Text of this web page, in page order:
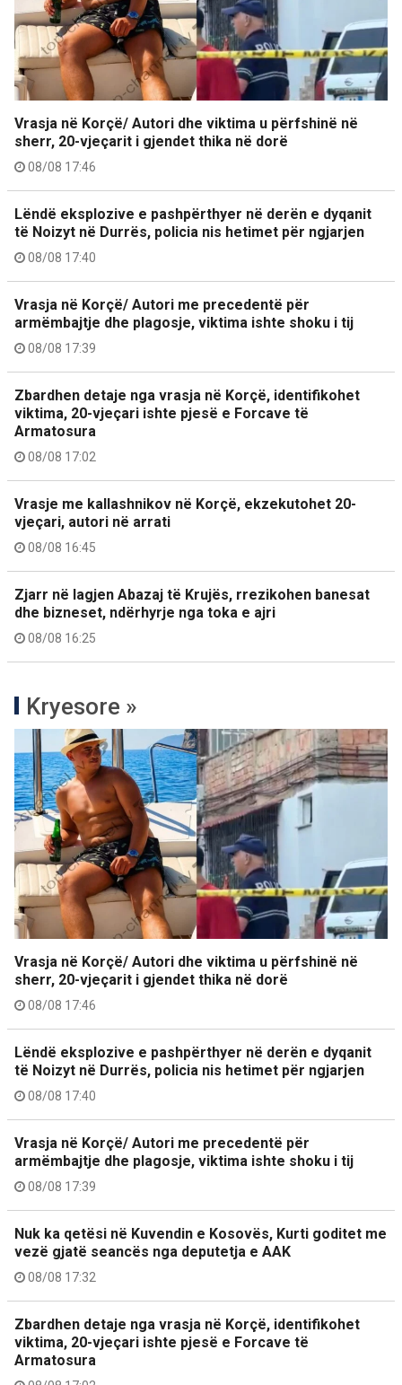
Vrasja në Korçë/ Autori dhe viktima u përfshinë në
sherr, 20-vjeçarit i gjendet thika në dorë
08/08 17:46
Lëndë eksplozive e pashpërthyer në derën e dyqanit
të Noizyt në Durrës, policia nis hetimet për ngjarjen
08/08 17:40
Vrasja në Korçë/ Autori me precedentë për
armëmbajtje dhe plagosje, viktima ishte shoku i tij
08/08 17:39
Zbardhen detaje nga vrasja në Korçë, identifikohet
viktima, 20-vjeçari ishte pjesë e Forcave të
Armatosura
08/08 17:02
Vrasje me kallashnikov në Korçë, ekzekutohet 20-
vjeçari, autori në arrati
08/08 16:45
Zjarr në lagjen Abazaj të Krujës, rrezikohen banesat
dhe bizneset, ndërhyrje nga toka e ajri
08/08 16:25
Kryesore »
Vrasja në Korçë/ Autori dhe viktima u përfshinë në
sherr, 20-vjeçarit i gjendet thika në dorë
08/08 17:46
Lëndë eksplozive e pashpërthyer në derën e dyqanit
të Noizyt në Durrës, policia nis hetimet për ngjarjen
08/08 17:40
Vrasja në Korçë/ Autori me precedentë për
armëmbajtje dhe plagosje, viktima ishte shoku i tij
08/08 17:39
Nuk ka qetësi në Kuvendin e Kosovës, Kurti goditet me
vezë gjatë seancës nga deputetja e AAK
08/08 17:32
Zbardhen detaje nga vrasja në Korçë, identifikohet
viktima, 20-vjeçari ishte pjesë e Forcave të
Armatosura